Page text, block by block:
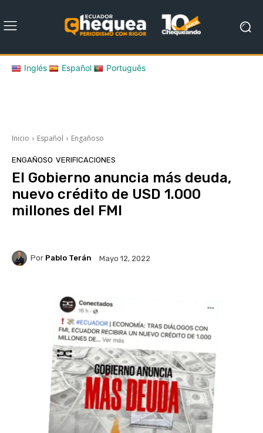
Inglés Español Português
Inicio Español Engañoso
ENGAÑOSO VERIFICACIONES
El Gobierno anuncia más deuda,
nuevo crédito de USD 1.000
millones del FMI
Por Pablo Terán Mayo 12, 2022